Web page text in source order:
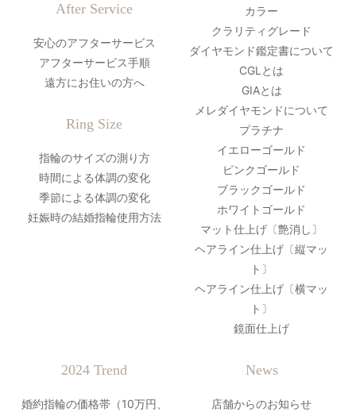
After Service
安心のアフターサービス
アフターサービス手順
遠方にお住いの方へ
Ring Size
指輪のサイズの測り方
時間による体調の変化
季節による体調の変化
妊娠時の結婚指輪使用方法
カラー
クラリティグレード
ダイヤモンド鑑定書について
CGLとは
GIAとは
メレダイヤモンドについて
プラチナ
イエローゴールド
ピンクゴールド
ブラックゴールド
ホワイトゴールド
マット仕上げ〔艶消し〕
ヘアライン仕上げ〔縦マッ
ト〕
ヘアライン仕上げ〔横マッ
ト〕
鏡面仕上げ
2024 Trend
婚約指輪の価格帯（10万円、
News
店舗からのお知らせ